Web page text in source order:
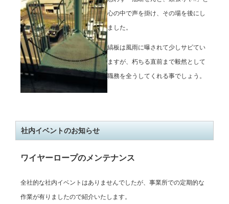
心の中で声を掛け、その場を後にし
ました。
縞板は風雨に曝されて少しサビてい
ますが、朽ちる直前まで毅然として
職務を全うしてくれる事でしょう。
社内イベントのお知らせ
ワイヤーロープのメンテナンス
全社的な社内イベントはありませんでしたが、事業所での定期的な
作業が有りましたので紹介いたします。